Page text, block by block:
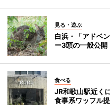
見る・遊ぶ
白浜・「アドベ
ー3頭の一般公開
食べる
JR和歌山駅近く
食事系ワッフル